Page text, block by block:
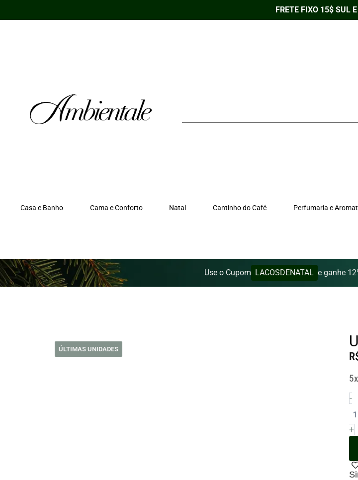
FRETE FIXO 15$ SUL
Casa e Banho Cama e Conforto Natal Cantinho do Café Perfumaria e
Use o Cupom LACOSDENATAL e ganhe
ÚLTIMAS UNIDADES
-
+